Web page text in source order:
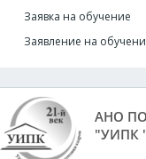
Заявка на обучение
Заявление на
АНО
"УИПК